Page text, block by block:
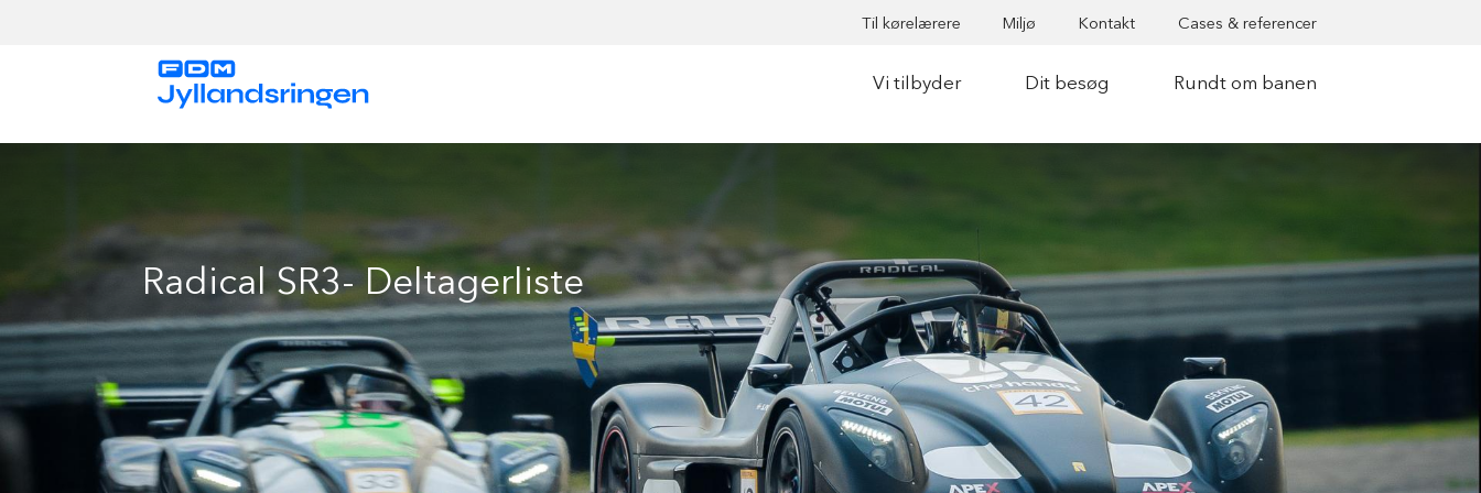
Vi tilbyder Dit besøg Rundt om banen
Til kørelærere Miljø Kontakt Cases & referencer
Radical SR3- Deltagerliste